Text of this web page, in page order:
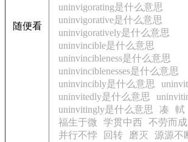
随便看
uninvigorating是什么意思
uninvigorative是什么意思
uninvigoratively是什么意思
uninvincible是什么意思
uninvincibleness是什么意思
uninvinciblenesses是什么意思
uninvincibly是什么意思
uninvitedly是什么意思
uninvitingly是什么意思
凑 軾
福生于微
学贯中西 不劳而成
并行不悖
回转 磨灭 源源不